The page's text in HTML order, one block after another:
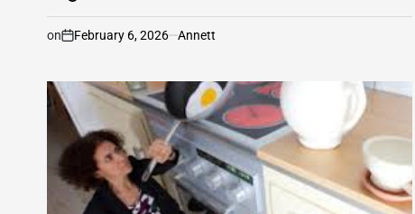
on February 6, 2026 Annett